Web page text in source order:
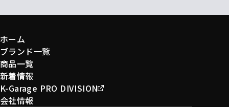
ホーム
ブランド一覧
商品一覧
新着情報
K-Garage PRO DIVISION
会社情報